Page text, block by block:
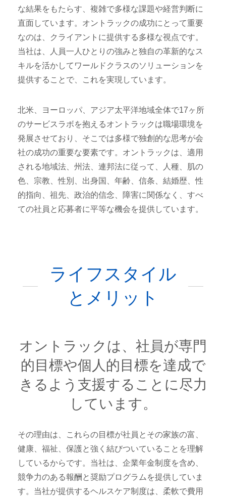
な結果をもたらす、複雑で多様な課題や経営判断に
直面しています。オントラックの成功にとって重要
なのは、クライアントに提供する多様な視点です。
当社は、人員一人ひとりの強みと独自の革新的なス
キルを活かしてワールドクラスのソリューションを
提供することで、これを実現しています。
北米、ヨーロッパ、アジア太平洋地域全体で17ヶ所
のサービスラボを抱えるオントラックは職場環境を
発展させており、そこでは多様で独創的な思考が会
社の成功の重要な要素です。オントラックは、適用
される地域法、州法、連邦法に従って、人種、肌の
色、宗教、性別、出身国、年齢、信条、結婚歴、性
的指向、祖先、政治的信念、障害に関係なく、すべ
ての社員と応募者に平等な機会を提供しています。
ライフスタイル
とメリット
オントラックは、社員が専門
的目標や個人的目標を達成で
きるよう支援することに尽力
しています。
その理由は、これらの目標が社員とその家族の富、
健康、福祉、保護と強く結びついていることを理解
しているからです。当社は、企業年金制度を含め、
競争力のある報酬と奨励プログラムを提供していま
す。当社が提供するヘルスケア制度は、柔軟で費用